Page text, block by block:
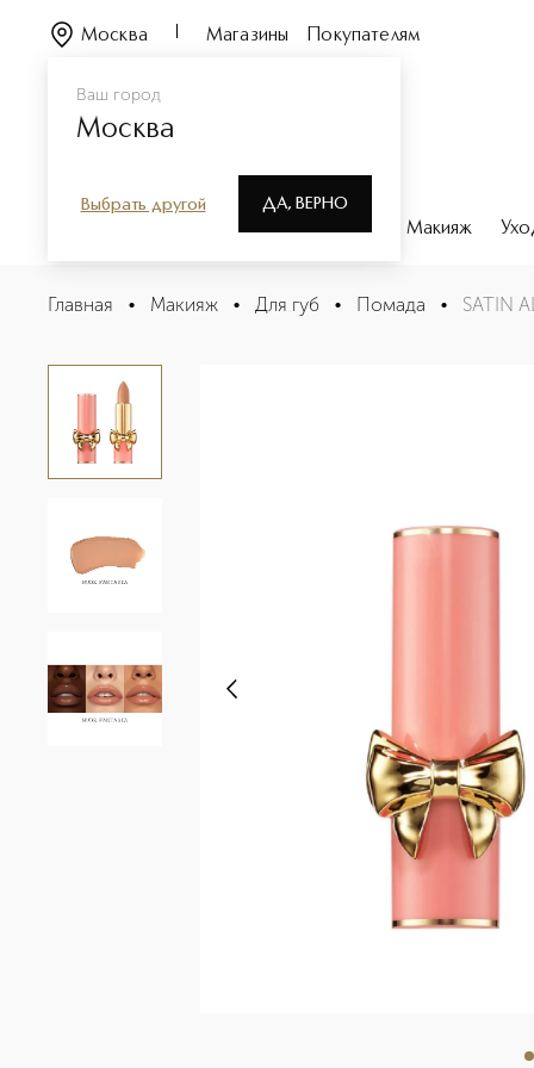
Ваш город
Москва
Выбрать другой ДА, ВЕРНО
Москва Магазины Покупателям
Парфюмерия Макияж
SATIN ALLURE™ Кремовая помада для губ
Главная • Макияж • Для губ • Помада • SATIN